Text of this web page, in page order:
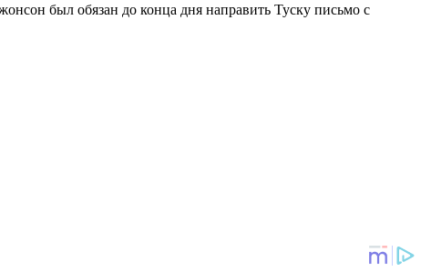
был обязан до конца дня направить Туску письмо с